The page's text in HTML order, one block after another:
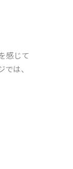
感じて
は、